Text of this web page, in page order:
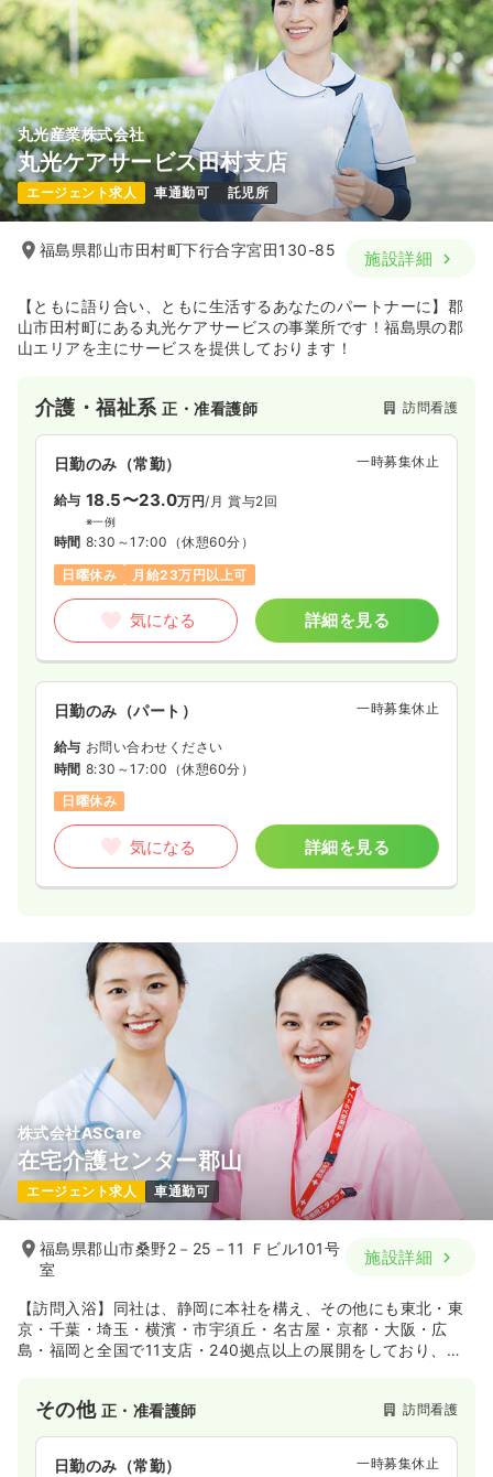
丸光産業株式会社
丸光ケアサービス田村支店
エージェント求人 車通勤可 託児所
福島県郡山市田村町下行合字宮田130-85 施設詳細
【ともに語り合い、ともに生活するあなたのパートナーに】郡
山市田村町にある丸光ケアサービスの事業所です！福島県の郡
山エリアを主にサービスを提供しております！
介護・福祉系正・准看護師 訪問看護
日勤のみ（常勤） 一時募集休止
給与 18.5〜23.0万円/月 賞与2回
※一例
時間 8:30～17:00 （休憩60分）
日曜休み
月給23万円以上可
気になる 詳細を見る
日勤のみ（パート） 一時募集休止
給与 お問い合わせください
時間 8:30～17:00 （休憩60分）
日曜休み
気になる 詳細を見る
株式会社ASCare
在宅介護センター郡山
エージェント求人 車通勤可
福島県郡山市桑野2－25－11 Ｆビル101号
室
施設詳細
【訪問入浴】同社は、静岡に本社を構え、その他にも東北・東
京・千葉・埼玉・横濱・市宇須丘・名古屋・京都・大阪・広
島・福岡と全国で11支店・240拠点以上の展開をしており、幅
行っております。
その他 正・准看護師 訪問看護
日勤のみ（常勤） 一時募集休止